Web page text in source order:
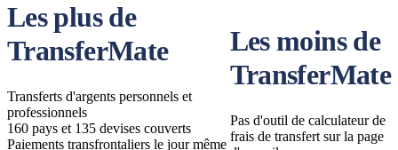
Les plus de
TransferMate
Transferts d'argents personnels et
professionnels
160 pays et 135 devises couverts
Paiements transfrontaliers le jour même
Les moins de
TransferMate
Pas d'outil de calculateur de
frais de transfert sur la page